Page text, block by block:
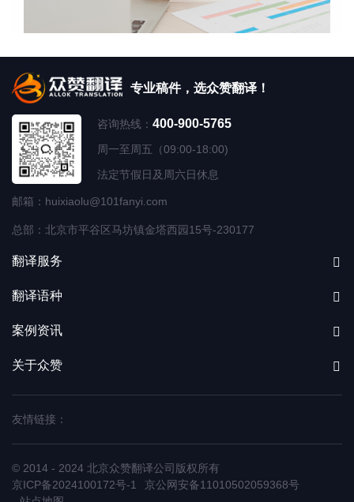
专业稿件，选众赞翻译！
咨询热线： 400-900-5765
周一至周五（09:00-18:00)
法定节假日及周六日休息
邮箱：huixiaolu@101fanyi.com
总部：北京市平谷区马坊镇金塔西园15号-230177
翻译服务
翻译语种
案例资讯
关于众赞
友情链接：
© 2014 - 2024 北京众赞翻译公司 版权所有
京ICP备2024100172号-1
京公网安备11010502059368号